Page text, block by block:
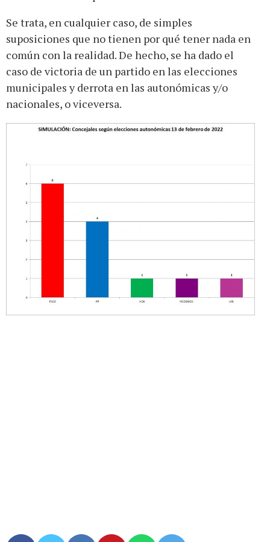
Se trata, en cualquier caso, de simples
suposiciones que no tienen por qué tener nada en
común con la realidad. De hecho, se ha dado el
caso de victoria de un partido en las elecciones
municipales y derrota en las autonómicas y/o
nacionales, o viceversa.